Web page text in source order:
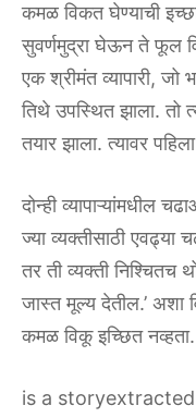
कमळ विकत घेण्याची
सुवर्णमुद्रा घेऊन ते फूल
एक श्रीमंत व्यापारी, जो
तिथे उपस्थित झाला. तो
तयार झाला. त्यावर
दोन्ही व्यापाऱ्यांमधील
ज्या व्यक्तीसाठी
तर ती व्यक्ती
जास्त मूल्य देतील.’ अशा
कमळ विकू इच्छित नव्हता.
is a